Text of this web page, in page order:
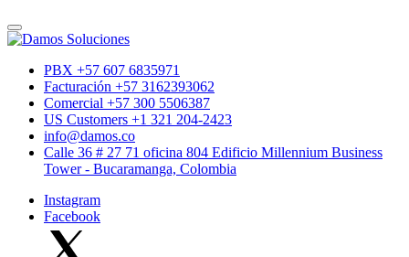
PBX +57 607 6835971
Facturación +57 3162393062
Comercial +57 300 5506387
US Customers +1 321 204-2423
info@damos.co
Calle 36 # 27 71 oficina 804 Edificio Millennium Business
Tower - Bucaramanga, Colombia
Instagram
Facebook